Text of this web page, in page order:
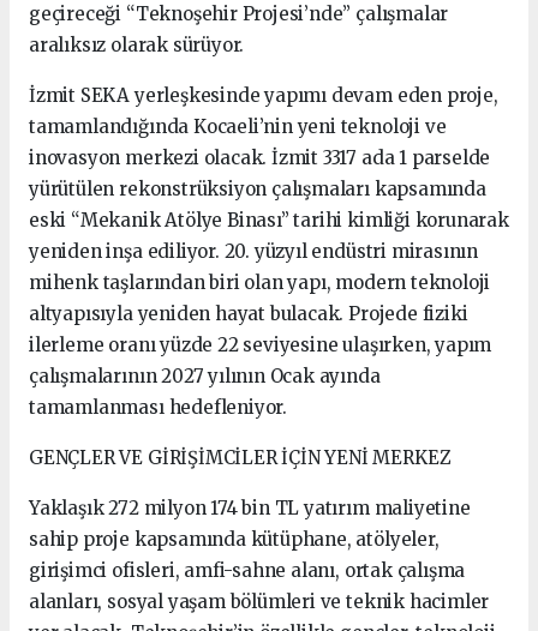
geçireceği “Teknoşehir Projesi’nde” çalışmalar
aralıksız olarak sürüyor.
İzmit SEKA yerleşkesinde yapımı devam eden proje,
tamamlandığında Kocaeli’nin yeni teknoloji ve
inovasyon merkezi olacak. İzmit 3317 ada 1 parselde
yürütülen rekonstrüksiyon çalışmaları kapsamında
eski “Mekanik Atölye Binası” tarihi kimliği korunarak
yeniden inşa ediliyor. 20. yüzyıl endüstri mirasının
mihenk taşlarından biri olan yapı, modern teknoloji
altyapısıyla yeniden hayat bulacak. Projede fiziki
ilerleme oranı yüzde 22 seviyesine ulaşırken, yapım
çalışmalarının 2027 yılının Ocak ayında
tamamlanması hedefleniyor.
GENÇLER VE GİRİŞİMCİLER İÇİN YENİ MERKEZ
Yaklaşık 272 milyon 174 bin TL yatırım maliyetine
sahip proje kapsamında kütüphane, atölyeler,
girişimci ofisleri, amfi-sahne alanı, ortak çalışma
alanları, sosyal yaşam bölümleri ve teknik hacimler